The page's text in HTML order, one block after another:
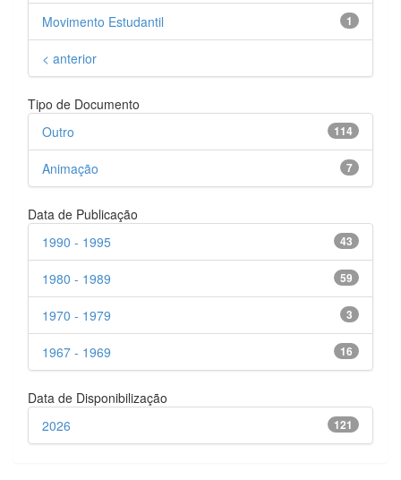
1
Movimento Estudantil
< anterior
Tipo de Documento
114
Outro
7
Animação
Data de Publicação
43
1990 - 1995
59
1980 - 1989
3
1970 - 1979
16
1967 - 1969
Data de Disponibilização
121
2026